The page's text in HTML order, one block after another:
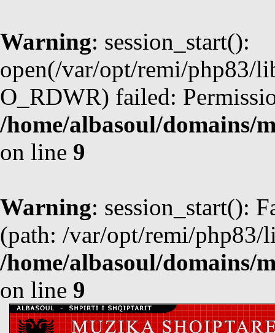
Warning: session_start():
open(/var/opt/remi/php83/
O_RDWR) failed:
/home/albasoul/domains/
on line 9
Warning: session_start():
(path: /var/opt/remi/php83/
/home/albasoul/domains/
on line 9